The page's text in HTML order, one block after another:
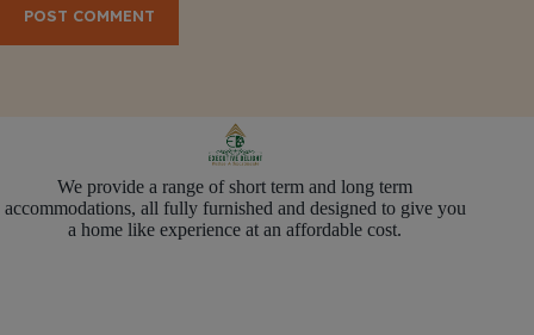
POST COMMENT
We provide a range of short term and long term
accommodations, all fully furnished and designed to give you
a home like experience at an affordable cost.